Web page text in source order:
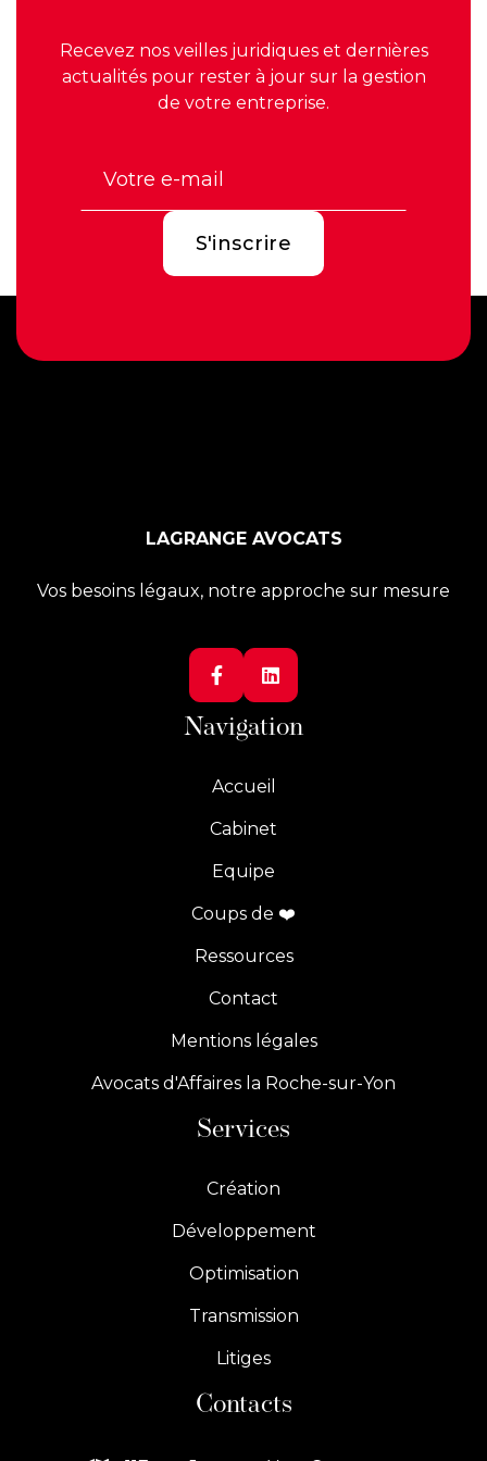
Recevez nos veilles juridiques et dernières
actualités pour rester à jour sur la gestion
de votre entreprise.
LAGRANGE AVOCATS
Vos besoins légaux, notre approche sur mesure
 
Navigation
Accueil
Cabinet
Equipe
Coups de ❤️
Ressources
Contact
Mentions légales
Avocats d'Affaires la Roche-sur-Yon
Services
Création
Développement
Optimisation
Transmission
Litiges
Contacts